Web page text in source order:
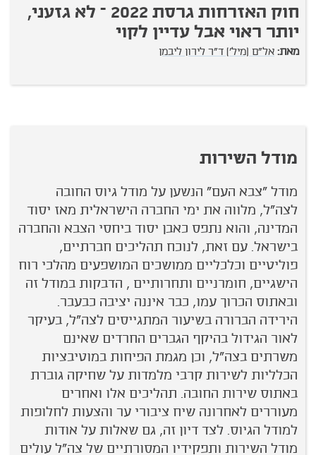
חוק האזרחות גרסת 2022 – לא גזעני,
יותר ראוי אבל עדיין לקוי
מאת: אל"ם (מיל') ד"ר לירון ליבמן
מודל השירות
מודל "צבא העם" הנשען על מודל גיוס החובה
לצה"ל, מלווה את ימי החברה הישראלית מאז יסוד
המדינה, והוא נתפס כאבן יסוד ביחסי הצבא והחברה
בישראל. עם זאת, לנוכח תהליכים חברתיים,
פוליטיים וכלכליים ממושכים המושפעים מהלכי רוח
הישגיים, חומרניים ותחרותיים , הדבקות במודל זה
ובאתוס הכרוך עמו, כבר איננה יציבה כבעבר.
הירידה הברורה בשיעור המתגייסים לצה"ל, בעיקר
לאור הגידול בהיקף הגברים החרדים שאינם
משרתים בצה"ל, וכן מגמת הפיחות במוטיבציות
הכלליות לשירות קרבי מלמדות על שחיקה גוברת
באתוס שירות החובה. תהליכים אלו ואחרים
מעוררים לאחרונה שיח ציבורי ער והצעות לחלופות
למודל הגיוס. לצד דיון זה, גם שאלות על אודות
מודל השירות ותפקידיו המסורתיים של צה"ל עולים